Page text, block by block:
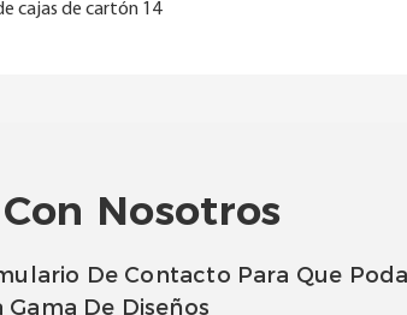
Nosotros
De Contacto Para Que
De Diseños